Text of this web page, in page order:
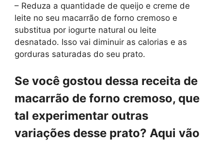
– Reduza a quantidade de queijo e creme de
leite no seu macarrão de forno cremoso e
substitua por iogurte natural ou leite
desnatado. Isso vai diminuir as calorias e as
gorduras saturadas do seu prato.
Se você gostou dessa receita de
macarrão de forno cremoso, que
tal experimentar outras
variações desse prato? Aqui vão